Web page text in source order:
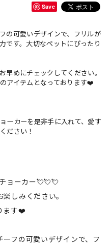
Save
の可愛いデザインで、フリルが
です。大切なペットにぴったり
早めにチェックしてください。
アイテムとなっております❤️
ーカーを是非手に入れて、愛す
ださい！
ョーカー💘💘💘
しみください。
ます❤️
フの可愛いデザインで、フ